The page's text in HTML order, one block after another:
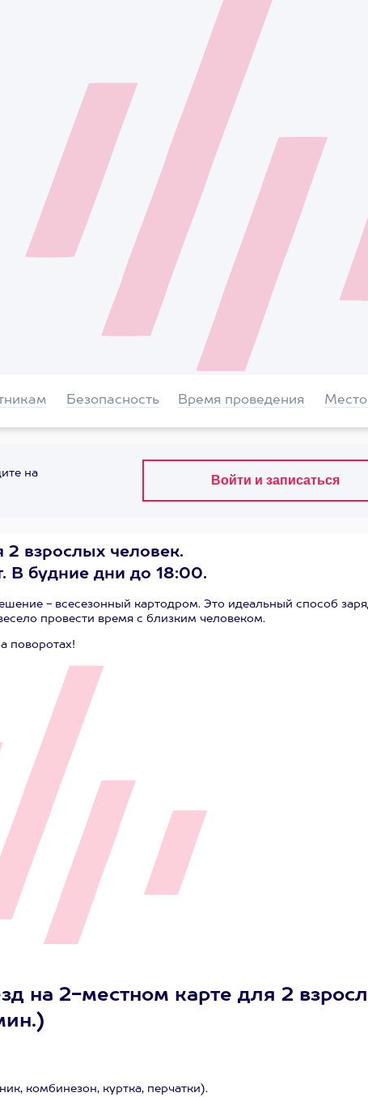
Безопасность Время проведения Место
на
2 взрослых человек.
В будние дни до 18:00.
- всесезонный картодром. Это идеальный способ
провести время с близким человеком.
поворотах!
на 2-местном карте для 2
комбинезон, куртка, перчатки).